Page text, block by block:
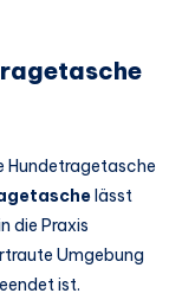
Hundetragetasche
lässt
die Praxis
Umgebung
ist.